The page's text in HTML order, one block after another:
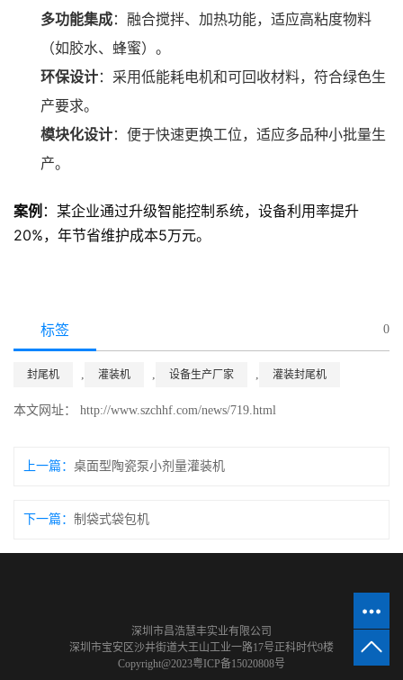
多功能集成：融合搅拌、加热功能，适应高粘度物料
（如胶水、蜂蜜）。
环保设计：采用低能耗电机和可回收材料，符合绿色生
产要求。
模块化设计：便于快速更换工位，适应多品种小批量生
产。
案例 ：某企业通过升级智能控制系统，设备利用率提升
20%，年节省维护成本5万元。
标签 0
封尾机 灌装机 设备生产厂家 灌装封尾机
本文网址： http://www.szchhf.com/news/719.html
上一篇： 桌面型陶瓷泵小剂量灌装机
下一篇： 制袋式袋包机
深圳市昌浩慧丰实业有限公司
深圳市宝安区沙井街道大王山工业一路17号正科时代9楼
Copyright@2023粤ICP备15020808号